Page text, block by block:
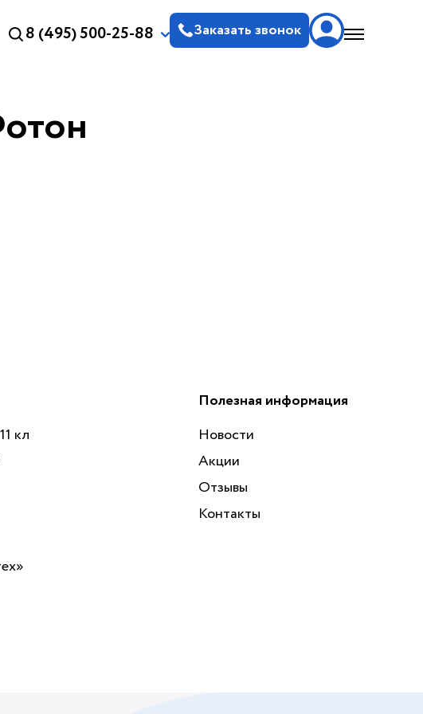
8 (495) 500-25-88 Заказать звонок
кл
Полезная информация
Новости
Акции
Отзывы
Контакты